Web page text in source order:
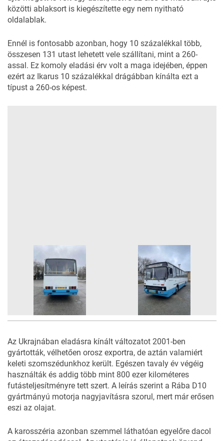
közötti ablaksort is kiegészítette egy nem nyitható
oldalablak.
Ennél is fontosabb azonban, hogy 10 százalékkal több,
összesen 131 utast lehetett vele szállítani, mint a 260-
assal. Ez komoly eladási érv volt a maga idejében, éppen
ezért az Ikarus 10 százalékkal drágábban kínálta ezt a
típust a 260-os képest.
Az Ukrajnában eladásra kínált változatot 2001-ben
gyártották, vélhetően orosz exportra, de aztán valamiért
keleti szomszédunkhoz került. Egészen tavaly év végéig
használták és addig több mint 800 ezer kilométeres
futásteljesítményre tett szert. A leírás szerint a Rába D10
gyártmányú motorja nagyjavításra szorul, mert már erősen
eszi az olajat.
A karosszéria azonban szemmel láthatóan egyelőre dacol